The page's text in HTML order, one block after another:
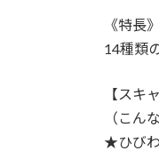
《特長》
14種類
【スキ
（こん
★ひび